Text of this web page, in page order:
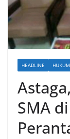
HEADLINE
SMA